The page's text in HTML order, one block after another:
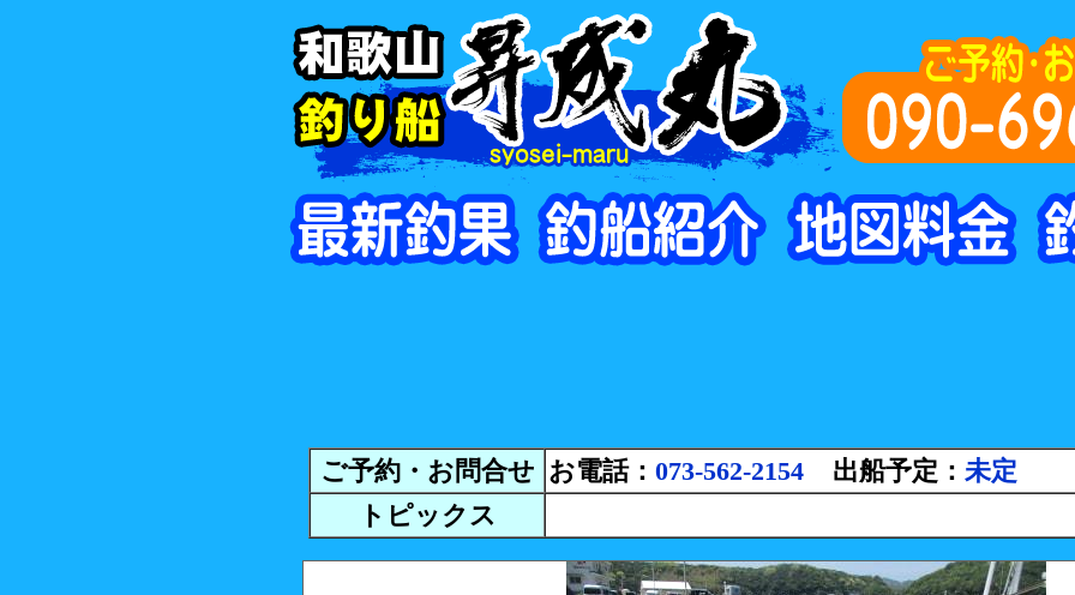
ご予約・お問合せ お電話： 073-562-2154 出船予定： 未定
トピックス